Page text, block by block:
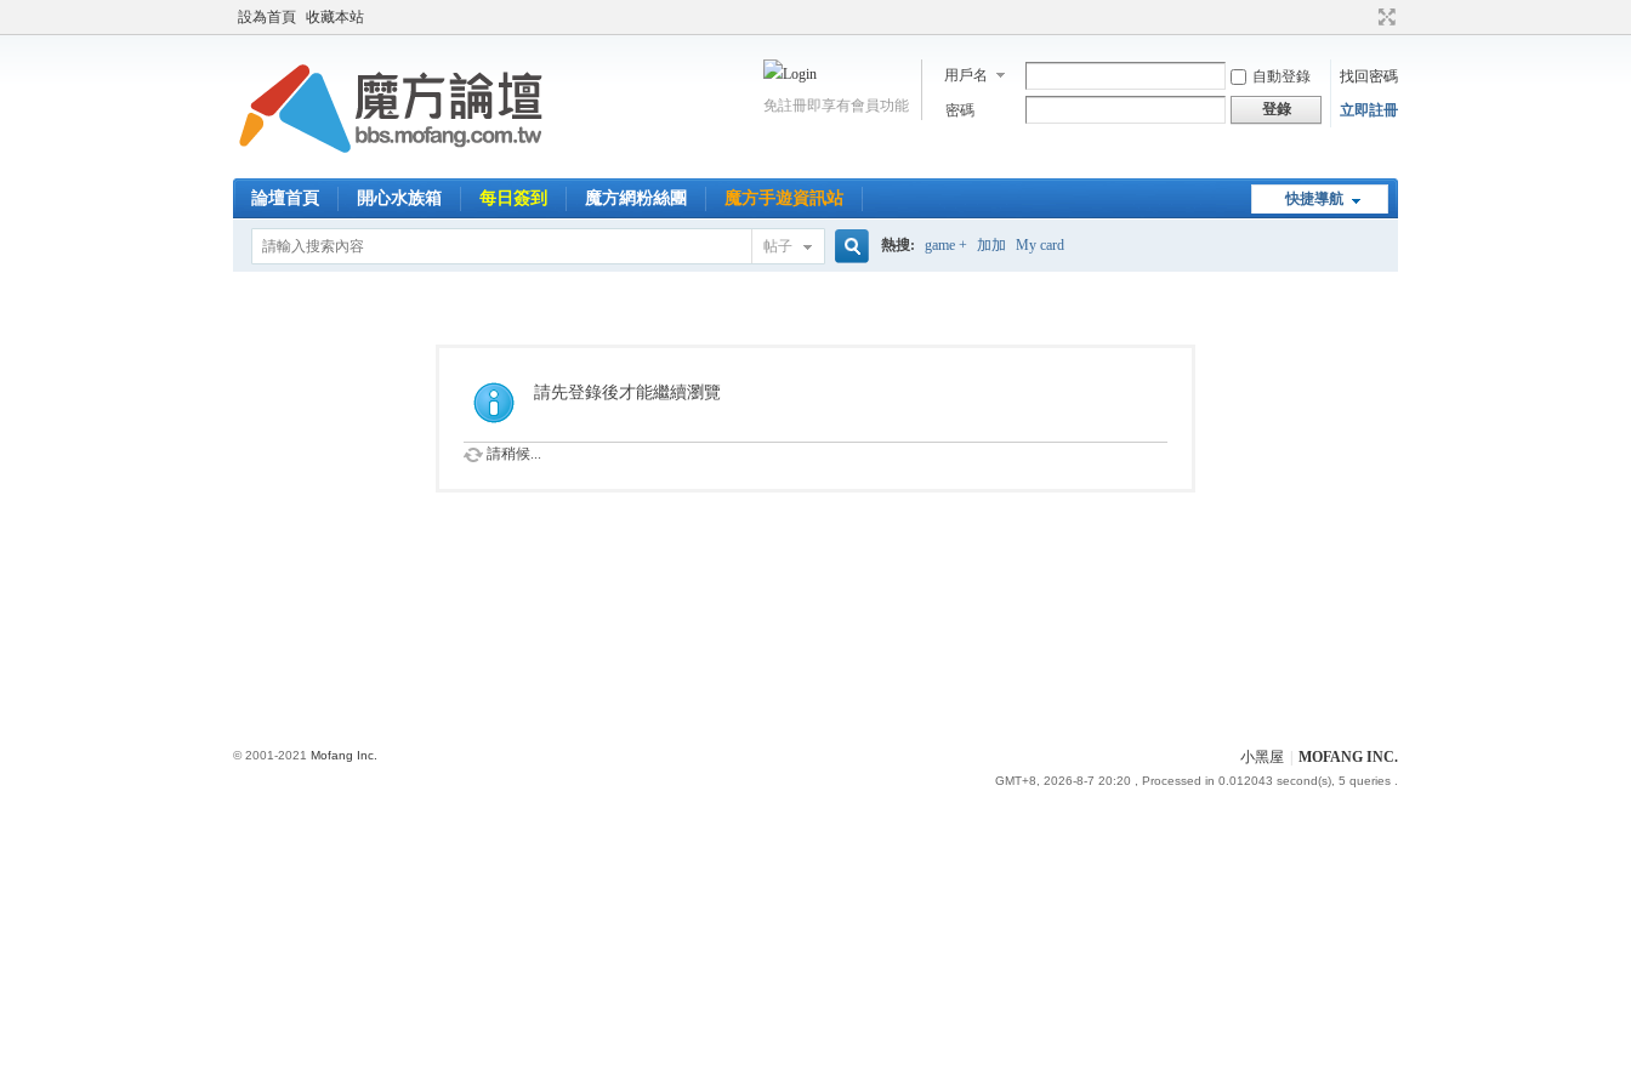
設為首頁 收藏本站
用戶名 自動登錄
找回密碼
密碼
登錄 立即註冊
免註冊即享有會員功能
快捷導航
論壇首頁 開心水族箱 每日簽到 魔方網粉絲團 魔方手遊資訊站
帖子 熱搜: game + 加加 My card
請先登錄後才能繼續瀏覽
請稍候...
小黑屋 MOFANG INC.
GMT+8, 2026-8-7 20:20 , Processed in 0.012043 second(s), 5 queries .
© 2001-2021 Mofang Inc.